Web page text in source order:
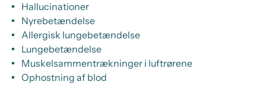
Hallucinationer
Nyrebetændelse
Allergisk lungebetændelse
Lungebetændelse
Muskelsammentrækninger i luftrørene
Ophostning af blod